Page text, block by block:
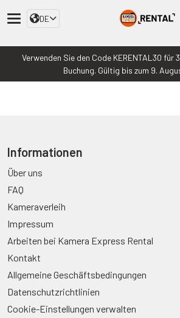
DE
Verwenden Sie den Code KERENTAL30 für
Buchung. Gültig bis zum 9.
Informationen
Über uns
FAQ
Kameraverleih
Impressum
Arbeiten bei Kamera Express Rental
Kontakt
Allgemeine Geschäftsbedingungen
Datenschutzrichtlinien
Cookie-Einstellungen verwalten